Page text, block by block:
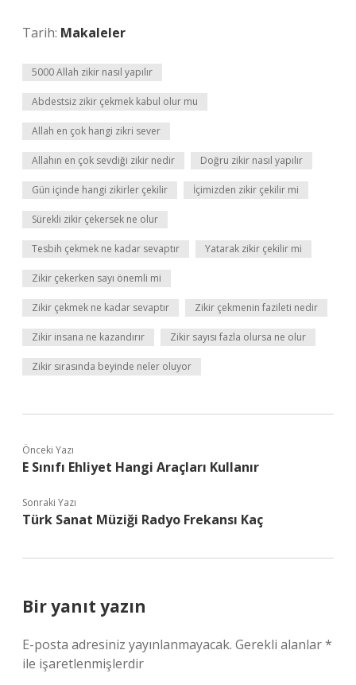
Tarih: Makaleler
5000 Allah zikir nasıl yapılır
Abdestsiz zikir çekmek kabul olur mu
Allah en çok hangi zikri sever
Allahın en çok sevdiği zikir nedir Doğru zikir nasıl yapılır
Gün içinde hangi zikirler çekilir İçimizden zikir çekilir mi
Sürekli zikir çekersek ne olur
Tesbih çekmek ne kadar sevaptır Yatarak zikir çekilir mi
Zikir çekerken sayı önemli mi
Zikir çekmek ne kadar sevaptır Zikir çekmenin fazileti nedir
Zikir insana ne kazandırır Zikir sayısı fazla olursa ne olur
Zikir sırasında beyinde neler oluyor
Önceki Yazı
E Sınıfı Ehliyet Hangi Araçları Kullanır
Sonraki Yazı
Türk Sanat Müziği Radyo Frekansı Kaç
Bir yanıt yazın
E-posta adresiniz yayınlanmayacak. Gerekli alanlar*
ile işaretlenmişlerdir